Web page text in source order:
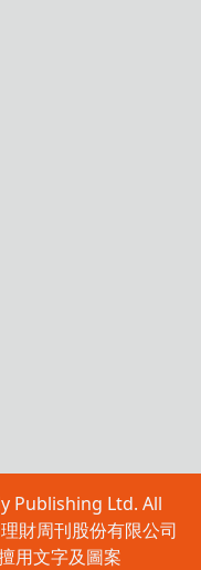
Publishing Ltd. All
財周刊股份有限公司
用文字及圖案